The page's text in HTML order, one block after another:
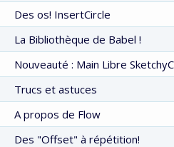
Des os! InsertCircle
La Bibliothèque de Babel !
Nouveauté : Main Libre
Trucs et astuces
A propos de Flow
Des "Offset" à répétition!